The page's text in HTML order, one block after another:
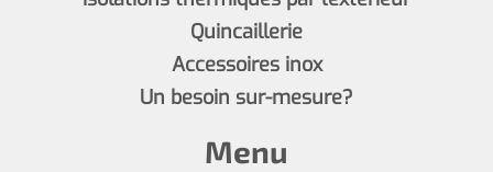
Quincaillerie
Accessoires inox
Un besoin sur-mesure?
Menu